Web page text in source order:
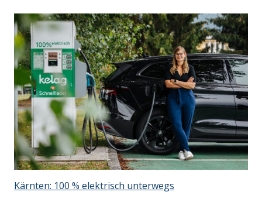
Kärnten: 100 % elektrisch unterwegs